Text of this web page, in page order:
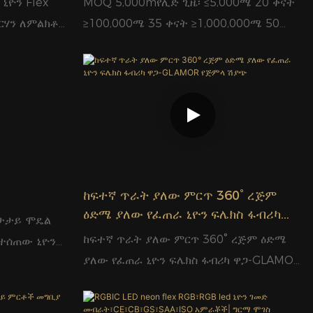
ለምልክቶች
ሃይል
አደጋ
፣
≥100,000ሜ 35 ቀናት ≥1,000,000ሜ 50
ሞዴል
ኒዮን
ሲኤስፒ
ከፍተኛ ጥራት ያለው ምርጥ 360° ረጅም
ዕድሜ ያለው የፈጠራ ኒዮን ፍሌክስ ፋብሪካ
ዋጋ-GLAMOR የጅምላ ሽያጭ
ከፍተኛ ጥራት ያለው ምርጥ 360° ረጅም ዕድሜ
ያለው የፈጠራ ኒዮን ፍሌክስ ፋብሪካ ዋጋ-GLAMOR
ያነሰ ሃይል መብላት ኒዮን>ሊድ፣ጎጂ ጋዝ ወይም